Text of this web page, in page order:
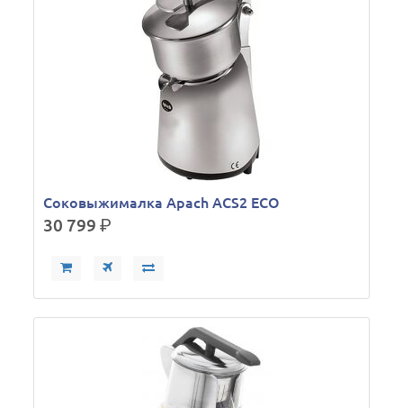
Соковыжималка Apach ACS2 ECO
30 799р.